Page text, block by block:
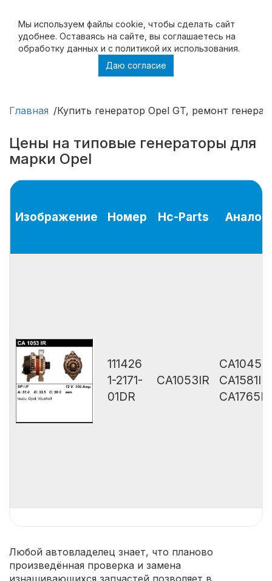
Мы используем файлы cookie, чтобы cделать сайт
удобнее. Оставаясь на сайте, вы соглашаетесь на
обработку данных и с политикой их использования.
Даю согласие
Купить генератор Opel GT, ремонт
Главная Купить генератор Opel GT, ремонт
Цены на типовые генераторы для
марки Opel
Изображение Номер Hc-Parts Аналог
111426
1-2171-
01DR
CA1053IR
CA1045IR
CA1581IR
CA1765IR
Любой автовладелец знает, что планово
произведённая проверка и замена
изнашивающихся запчастей позволяет в